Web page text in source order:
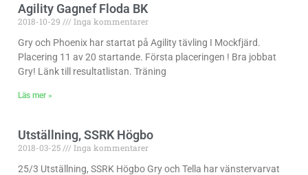
Agility Gagnef Floda BK
2018-10-29
Inga kommentarer
Gry och Phoenix har startat på Agility tävling I Mockfjärd.
Placering 11 av 20 startande. Första placeringen ! Bra jobbat
Gry! Länk till resultatlistan. Träning
Läs mer »
Utställning, SSRK Högbo
2018-03-25
Inga kommentarer
25/3 Utställning, SSRK Högbo Gry och Tella har vänstervarvat